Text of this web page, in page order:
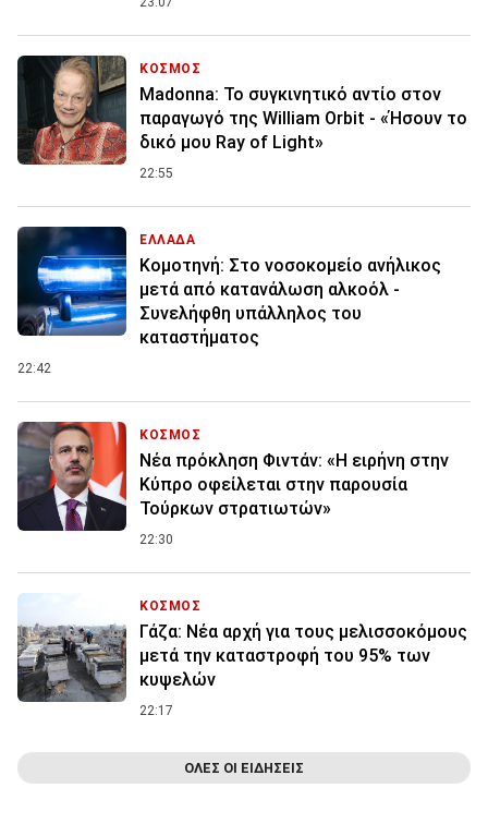
ΚΟΣΜΟΣ
Madonna: Το συγκινητικό αντίο στον
παραγωγό της William Orbit - «Ήσουν το
δικό μου Ray of Light»
22:55
ΕΛΛΑΔΑ
Κομοτηνή: Στο νοσοκομείο ανήλικος
μετά από κατανάλωση αλκοόλ -
Συνελήφθη υπάλληλος του
καταστήματος
22:42
ΚΟΣΜΟΣ
Νέα πρόκληση Φιντάν: «Η ειρήνη στην
Κύπρο οφείλεται στην παρουσία
Τούρκων στρατιωτών»
22:30
ΚΟΣΜΟΣ
Γάζα: Νέα αρχή για τους μελισσοκόμους
μετά την καταστροφή του 95% των
κυψελών
22:17
ΟΛΕΣ ΟΙ ΕΙΔΗΣΕΙΣ